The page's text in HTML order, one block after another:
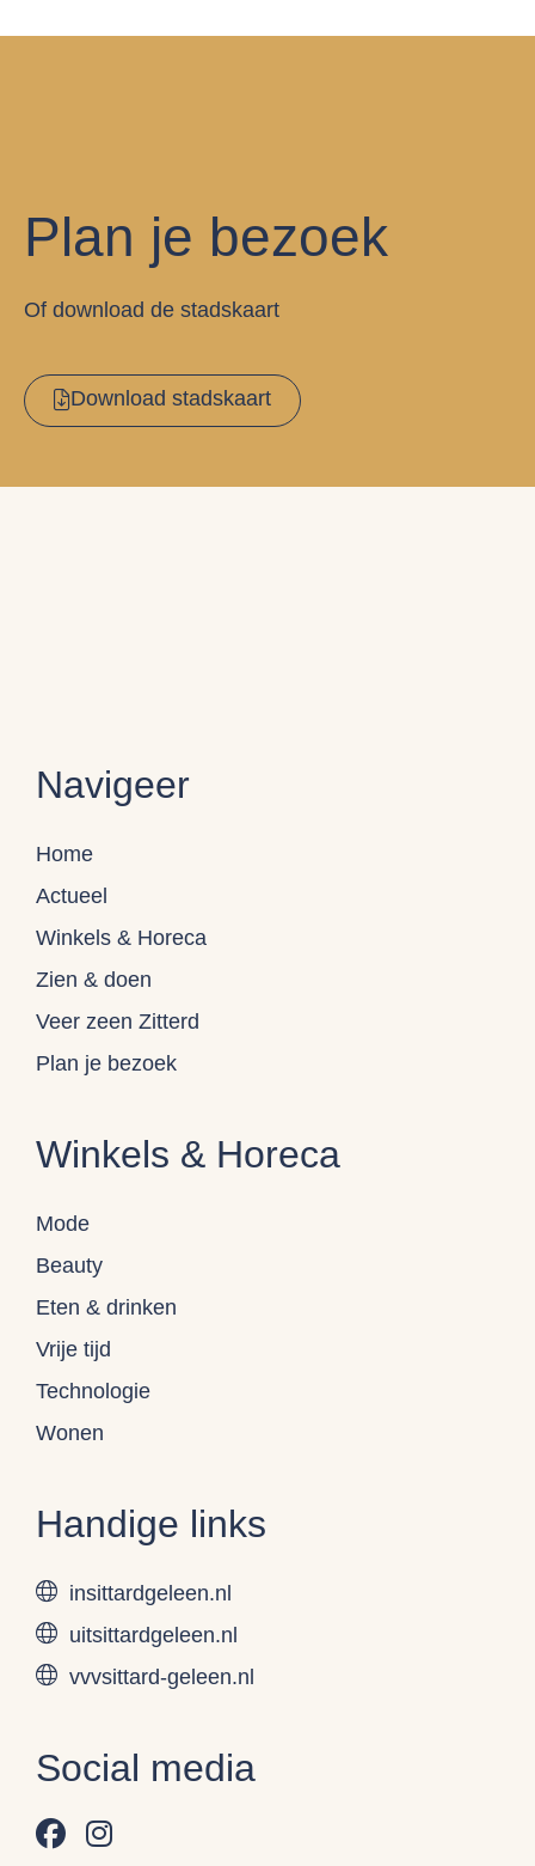
Plan je bezoek
Of download de stadskaart
Download stadskaart
Navigeer
Home
Actueel
Winkels & Horeca
Zien & doen
Veer zeen Zitterd
Plan je bezoek
Winkels & Horeca
Mode
Beauty
Eten & drinken
Vrije tijd
Technologie
Wonen
Handige links
insittardgeleen.nl
uitsittardgeleen.nl
vvvsittard-geleen.nl
Social media